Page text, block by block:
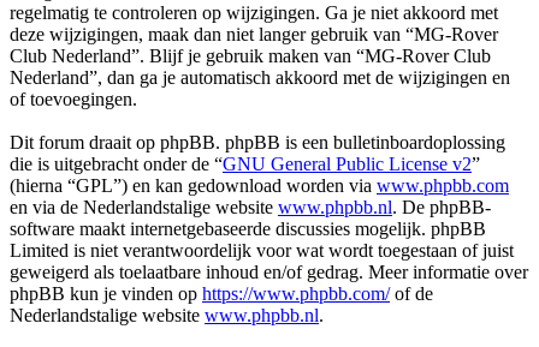
regelmatig te controleren op wijzigingen. Ga je niet akkoord met
deze wijzigingen, maak dan niet langer gebruik van “MG-Rover
Club Nederland”. Blijf je gebruik maken van “MG-Rover Club
Nederland”, dan ga je automatisch akkoord met de wijzigingen en
of toevoegingen.
Dit forum draait op phpBB. phpBB is een bulletinboardoplossing
die is uitgebracht onder de “GNU General Public License v2”
(hierna “GPL”) en kan gedownload worden via www.phpbb.com
en via de Nederlandstalige website www.phpbb.nl. De phpBB-
software maakt internetgebaseerde discussies mogelijk. phpBB
Limited is niet verantwoordelijk voor wat wordt toegestaan of juist
geweigerd als toelaatbare inhoud en/of gedrag. Meer informatie over
phpBB kun je vinden op https://www.phpbb.com/of de
Nederlandstalige website www.phpbb.nl.